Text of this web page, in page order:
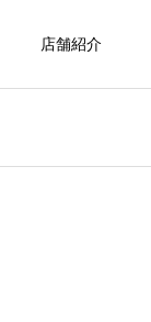
店舗紹介